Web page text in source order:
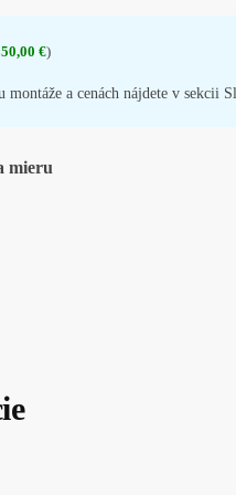
€)
montáže a cenách nájdete v
mieru